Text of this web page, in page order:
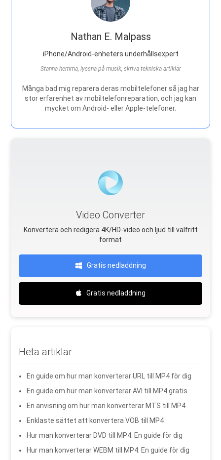
Nathan E. Malpass
iPhone/Android-enheters underhållsexpert
Stanna hemma, lyssna på musik, skriva tekniska artiklar
Många bad mig reparera deras mobiltelefoner så jag har
stor erfarenhet av mobiltelefonreparation, och jag kan
mycket om Android- eller Apple-telefoner.
Video Converter
Konvertera och redigera 4K/HD-video och ljud till valfritt
format
Gratis nedladdning
Gratis nedladdning
Heta artiklar
En guide om hur man konverterar URL till MP4 för dig
En guide om hur man konverterar AVI till MP4 gratis
En anvisning om hur man konverterar MTS till MP4
Enklaste sättet att konvertera VOB till MP4
Hur man konverterar DVD till MP4: En guide för dig
Hur man konverterar WEBM till MP4: En guide för dig